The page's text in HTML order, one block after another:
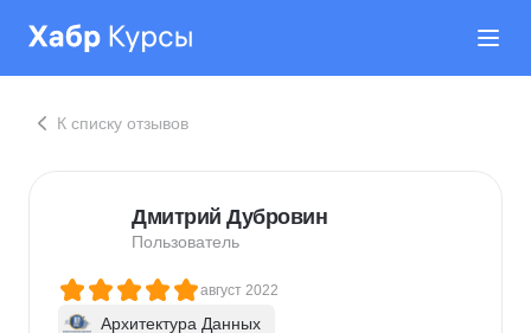
К списку отзывов
Дмитрий Дубровин
Пользователь
август 2022
Архитектура Данных